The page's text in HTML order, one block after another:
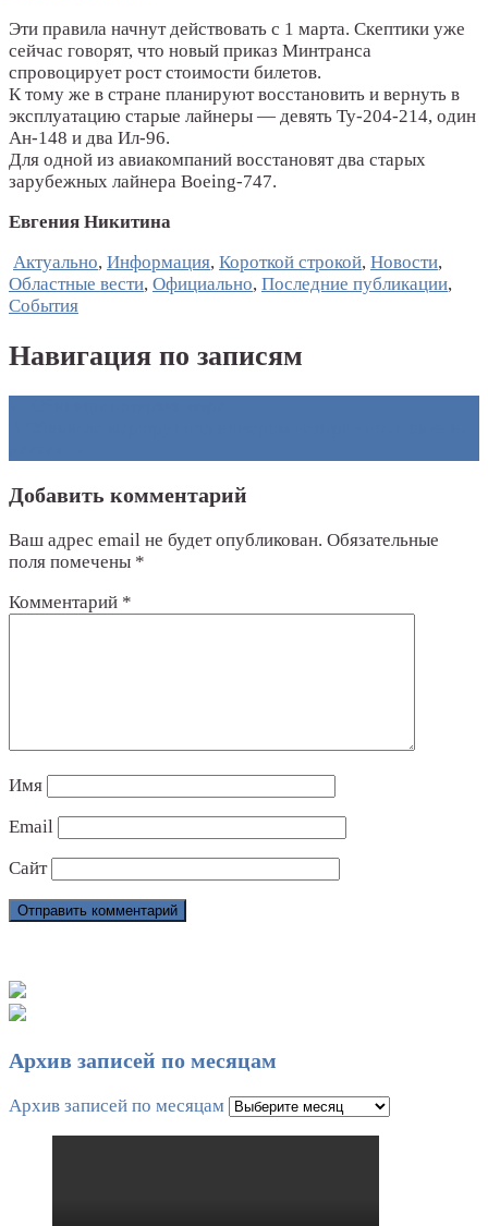
Эти правила начнут действовать с 1 марта. Скептики уже
сейчас говорят, что новый приказ Минтранса
спровоцирует рост стоимости билетов.
К тому же в стране планируют восстановить и вернуть в
эксплуатацию старые лайнеры — девять Ту-204-214, один
Ан-148 и два Ил-96.
Для одной из авиакомпаний восстановят два старых
зарубежных лайнера Boeing-747.
Евгения Никитина
Актуально, Информация, Короткой строкой, Новости,
Областные вести, Официально, Последние публикации,
События
Навигация по записям
Добавить комментарий
Ваш адрес email не будет опубликован. Обязательные
поля помечены *
Комментарий *
Имя
Email
Сайт
Архив записей по месяцам
Архив записей по месяцам